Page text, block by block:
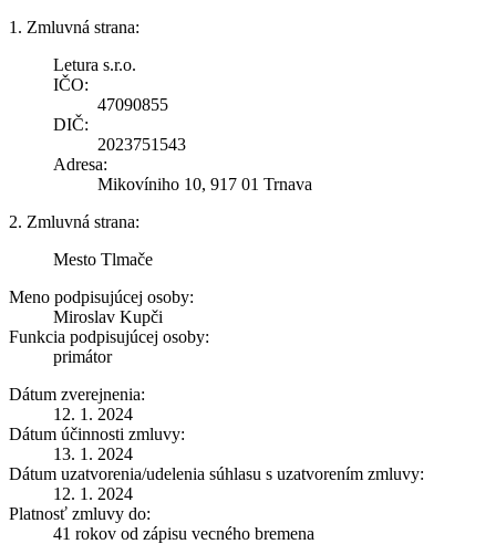
1. Zmluvná strana:
Letura s.r.o.
IČO:
47090855
DIČ:
2023751543
Adresa:
Mikovíniho 10, 917 01 Trnava
2. Zmluvná strana:
Mesto Tlmače
Meno podpisujúcej osoby:
Miroslav Kupči
Funkcia podpisujúcej osoby:
primátor
Dátum zverejnenia:
12. 1. 2024
Dátum účinnosti zmluvy:
13. 1. 2024
Dátum uzatvorenia/udelenia súhlasu s uzatvorením zmluvy:
12. 1. 2024
Platnosť zmluvy do:
41 rokov od zápisu vecného bremena